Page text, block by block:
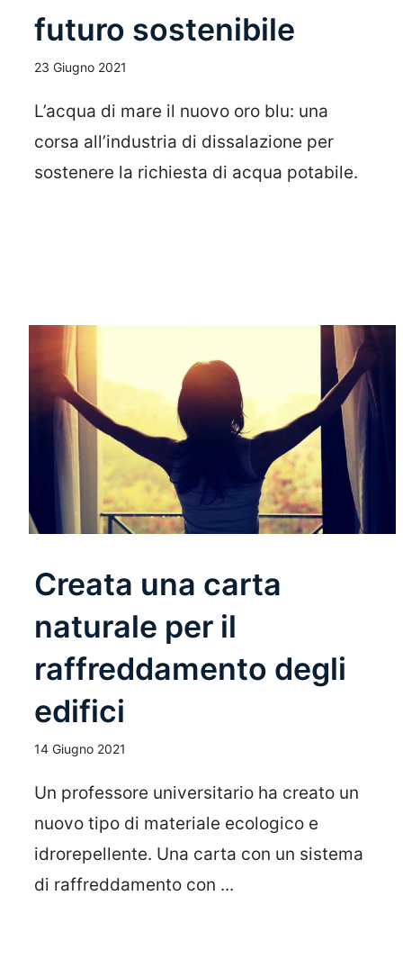
futuro sostenibile
23 Giugno 2021
L’acqua di mare il nuovo oro blu: una
corsa all’industria di dissalazione per
sostenere la richiesta di acqua potabile.
Creata una carta
naturale per il
raffreddamento degli
edifici
14 Giugno 2021
Un professore universitario ha creato un
nuovo tipo di materiale ecologico e
idrorepellente. Una carta con un sistema
di raffreddamento con ...